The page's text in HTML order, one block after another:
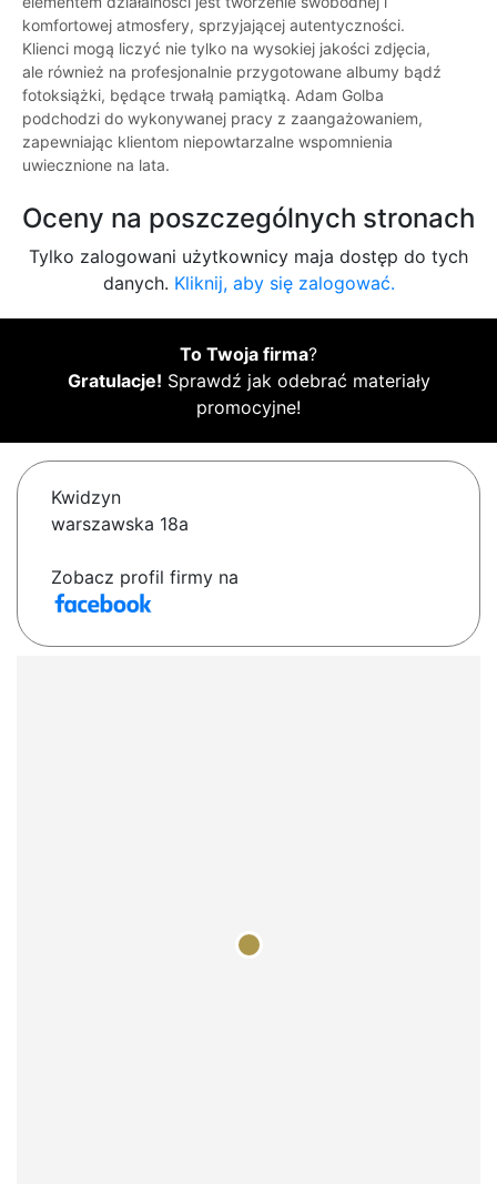
komfortowej atmosfery, sprzyjającej autentyczności.
Klienci mogą liczyć nie tylko na wysokiej jakości zdjęcia,
ale również na profesjonalnie przygotowane albumy bądź
fotoksiążki, będące trwałą pamiątką. Adam Golba
podchodzi do wykonywanej pracy z zaangażowaniem,
zapewniając klientom niepowtarzalne wspomnienia
uwiecznione na lata.
Oceny na poszczególnych stronach
Tylko zalogowani użytkownicy maja dostęp do tych
danych. Kliknij, aby się zalogować.
To Twoja firma?
Gratulacje! Sprawdź jak odebrać materiały
promocyjne!
Kwidzyn
warszawska 18a
Zobacz profil firmy na